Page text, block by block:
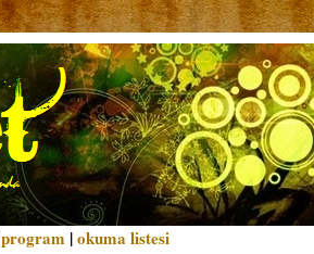
program |okuma listesi